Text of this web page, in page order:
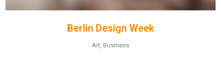
Berlin Design Week
Art, Business